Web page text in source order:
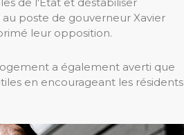
poste de gouverneur Xavier
leur opposition.
a également averti que
en encourageant les résidents